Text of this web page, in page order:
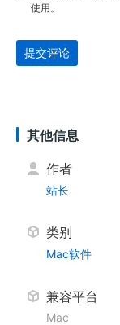
使用。
提交评论
其他信息
作者
站长
类别
Mac软件
兼容平台
Mac